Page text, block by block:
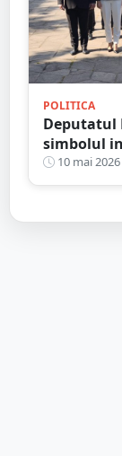
POLITICA
Deputatul
simbolul
naționale”
10 mai 2026